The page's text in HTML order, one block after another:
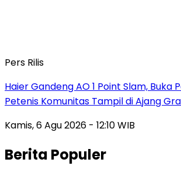
Pers Rilis
Haier Gandeng AO 1 Point Slam, Buka
Petenis Komunitas Tampil di Ajang
Kamis, 6 Agu 2026 - 12:10 WIB
Berita Populer